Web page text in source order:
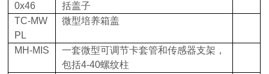
0x46
括盖子
TC-MW
PL
微型培养箱盖
MH-MIS
一套微型可调节卡套管和传感器支架，
包括4-40螺纹柱